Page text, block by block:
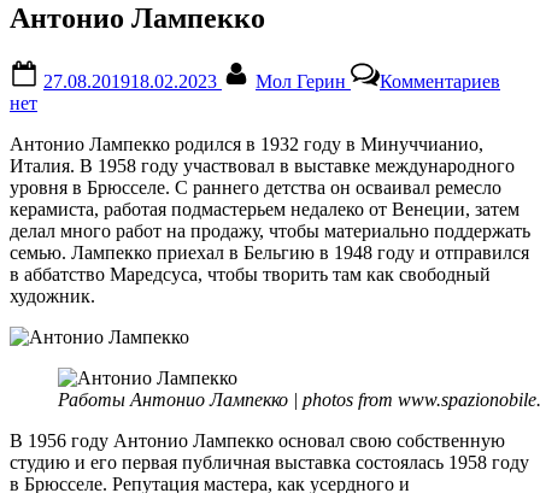
Антонио Лампекко
on
27.08.201918.02.2023 Мол Герин Комментариев
нет
Антонио Лампекко родился в 1932 году в Минуччианио,
Италия. В 1958 году участвовал в выставке международного
уровня в Брюсселе. С раннего детства он осваивал ремесло
керамиста, работая подмастерьем недалеко от Венеции, затем
делал много работ на продажу, чтобы материально поддержать
семью. Лампекко приехал в Бельгию в 1948 году и отправился
в аббатство Маредсуса, чтобы творить там как свободный
художник.
Работы Антонио Лампекко | photos from
В 1956 году Антонио Лампекко основал свою собственную
студию и его первая публичная выставка состоялась 1958 году
в Брюсселе. Репутация мастера, как усердного и